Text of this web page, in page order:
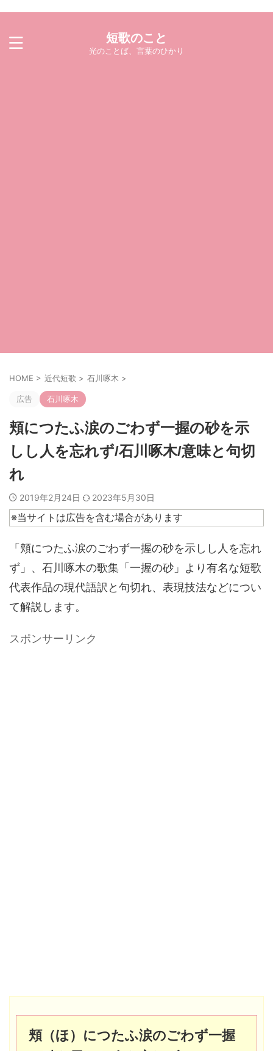
短歌のこと
光のことば、言葉のひかり
HOME > 近代短歌 > 石川啄木 >
広告 石川啄木
頬につたふ涙のごわず一握の砂を示
しし人を忘れず/石川啄木/意味と句切
れ
2019年2月24日 2023年5月30日
※当サイトは広告を含む場合があります
「頬につたふ涙のごわず一握の砂を示しし人を忘れ
ず」、石川啄木の歌集「一握の砂」より有名な短歌
代表作品の現代語訳と句切れ、表現技法などについ
て解説します。
スポンサーリンク
頬（ほ）につたふ涙のごわず一握